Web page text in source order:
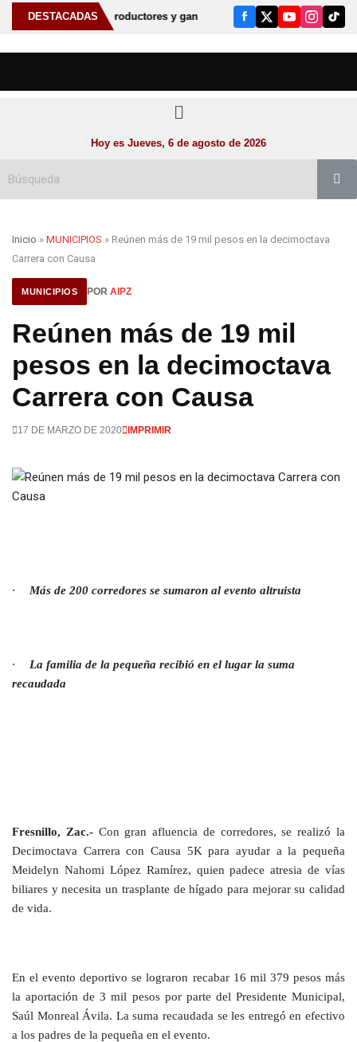
DESTACADAS
productores y ganaderos, anuncia Gobernador David Monreal nueva
Menú
Hoy es Jueves, 6 de agosto de 2026
Inicio » MUNICIPIOS » Reúnen más de 19 mil pesos en la decimoctava
Carrera con Causa
MUNICIPIOS POR AIPZ
Reúnen más de 19 mil
pesos en la decimoctava
Carrera con Causa
17 DE MARZO DE 2020 IMPRIMIR
· Más de 200 corredores se sumaron al evento altruista
·
La familia de la pequeña recibió en el lugar la suma
recaudada
Fresnillo, Zac.-Con gran afluencia de corredores, se realizó la
Decimoctava Carrera con Causa 5K para ayudar a la pequeña
Meidelyn Nahomi López Ramírez, quien padece atresia de vías
biliares y necesita un trasplante de hígado para mejorar su calidad
de vida.
En el evento deportivo se lograron recabar 16 mil 379 pesos más
la aportación de 3 mil pesos por parte del Presidente Municipal,
Saúl Monreal Ávila. La suma recaudada se les entregó en efectivo
a los padres de la pequeña en el evento.